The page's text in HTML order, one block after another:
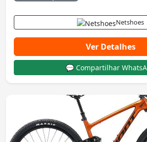
Netshoes
Ver Detalhes
💬 Compartilhar